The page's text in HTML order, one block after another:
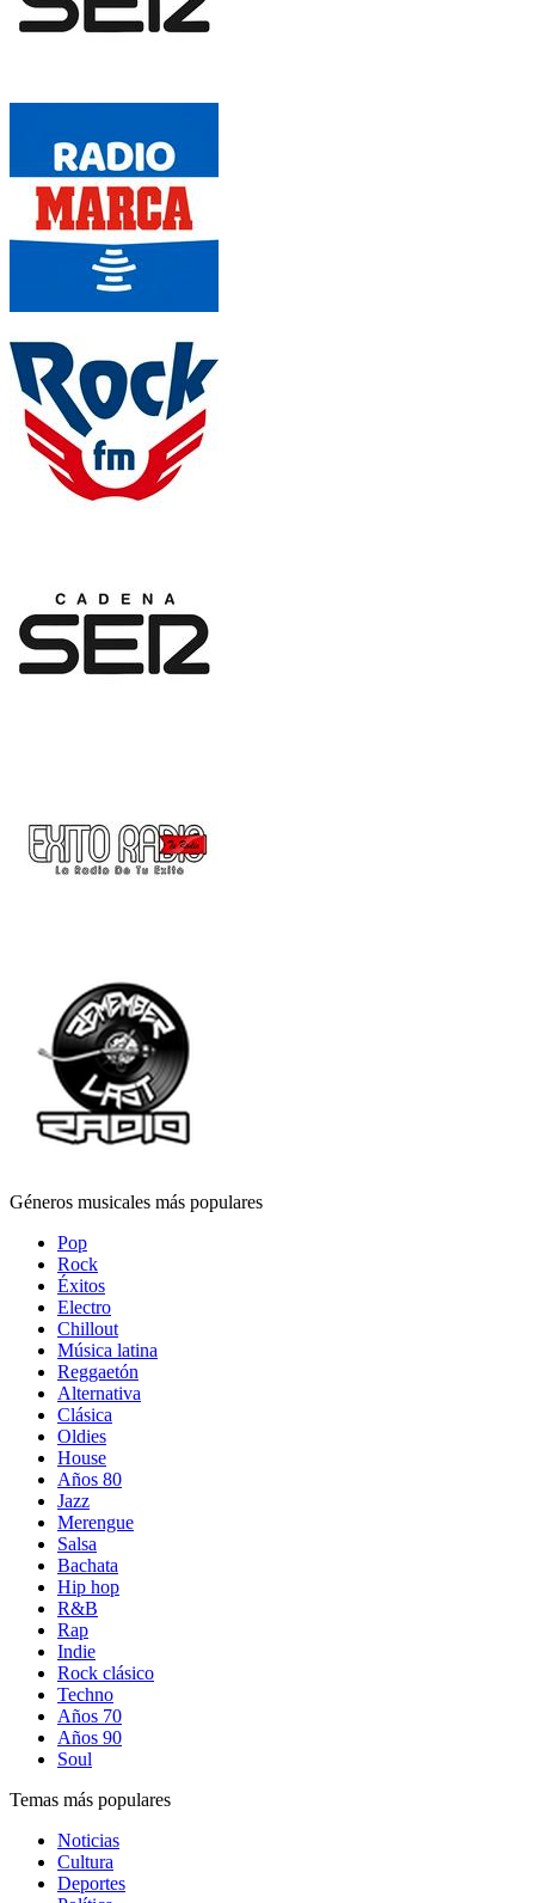
Géneros musicales más populares
Pop
Rock
Éxitos
Electro
Chillout
Música latina
Reggaetón
Alternativa
Clásica
Oldies
House
Años 80
Jazz
Merengue
Salsa
Bachata
Hip hop
R&B
Rap
Indie
Rock clásico
Techno
Años 70
Años 90
Soul
Temas más populares
Noticias
Cultura
Deportes